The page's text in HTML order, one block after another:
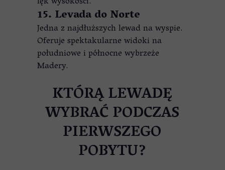
15. Levada do Norte
Jedna z najdłuższych lewad na wyspie.
Oferuje spektakularne widoki na
południowe i północne wybrzeże
Madery.
KTÓRĄ LEWADĘ
WYBRAĆ PODCZAS
PIERWSZEGO
POBYTU?